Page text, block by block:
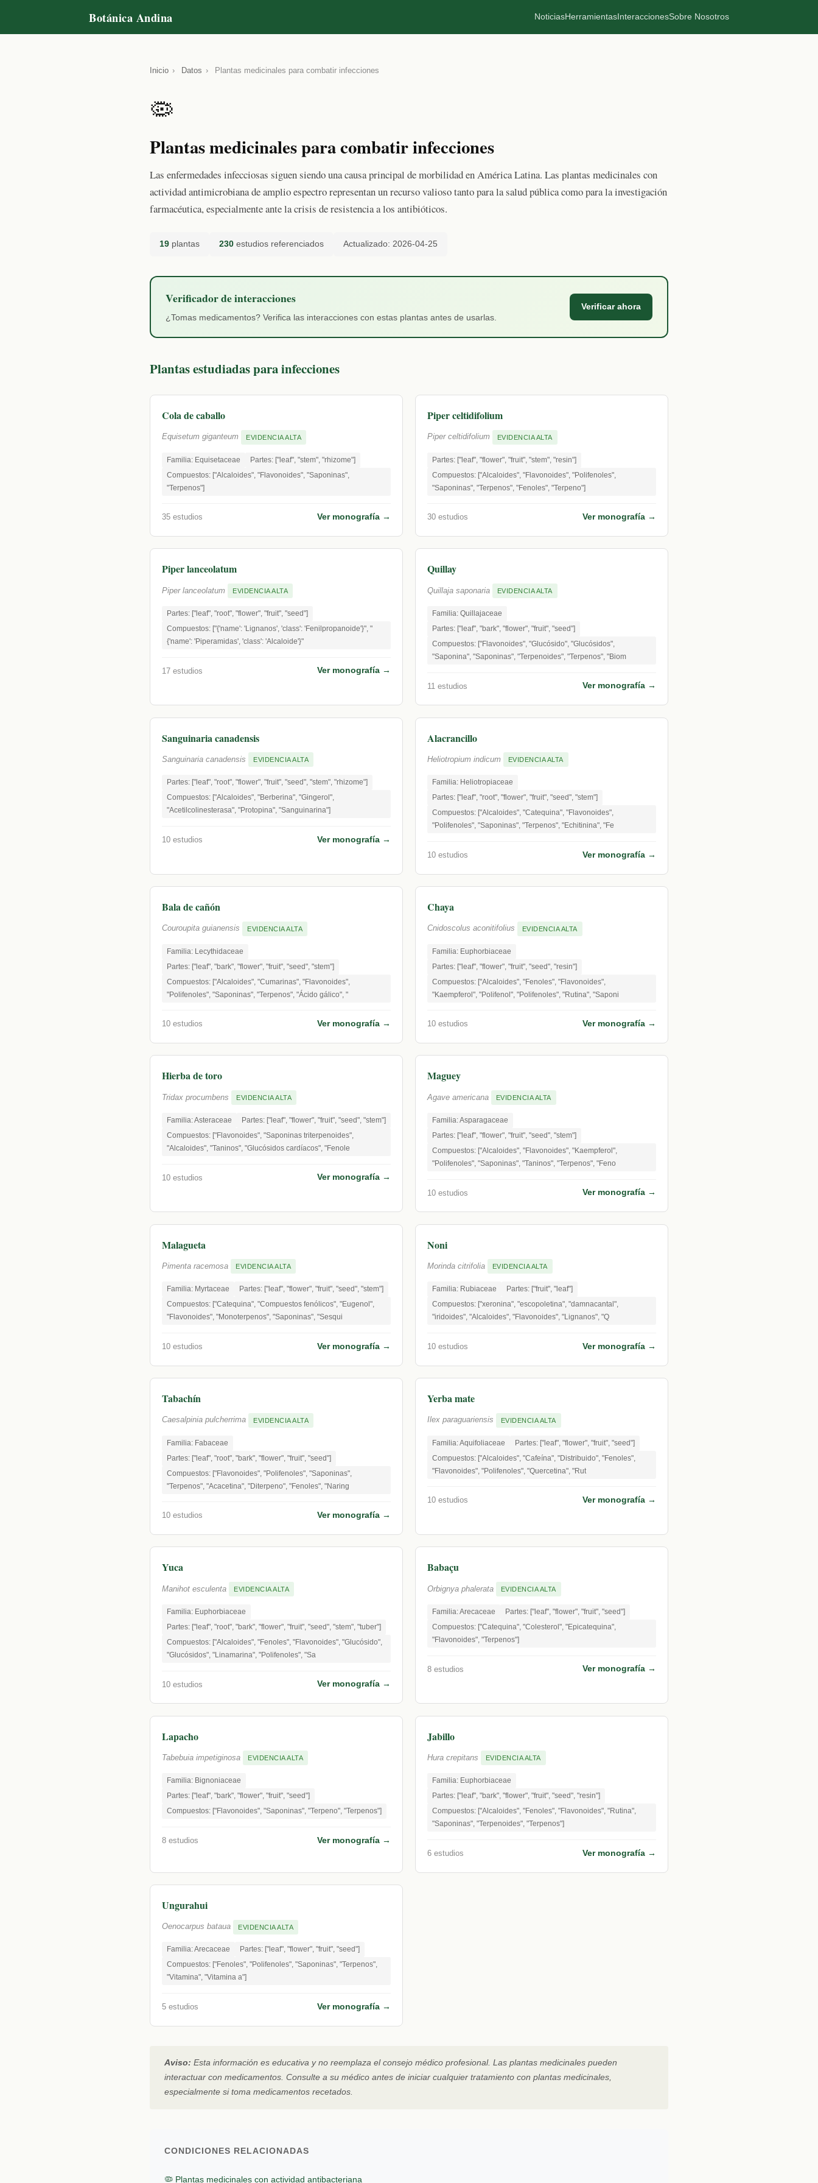
Botánica Andina NoticiasHerramientas InteraccionesSobre Nosotros
Inicio › Datos › Plantas medicinales para combatir infecciones
🦠
Plantas medicinales para combatir infecciones
Las enfermedades infecciosas siguen siendo una causa principal de morbilidad en América Latina. Las plantas medicinales con
actividad antimicrobiana de amplio espectro representan un recurso valioso tanto para la salud pública como para la investigación
farmacéutica, especialmente ante la crisis de resistencia a los antibióticos.
19 plantas 230 estudios referenciados Actualizado: 2026-04-25
Verificador de interacciones
¿Tomas medicamentos? Verifica las interacciones con estas plantas antes de usarlas.
Verificar ahora
Plantas estudiadas para infecciones
Cola de caballo
Equisetum giganteum EVIDENCIA ALTA
Familia: Equisetaceae
Partes: ["leaf", "stem", "rhizome"]
Compuestos: ["Alcaloides", "Flavonoides", "Saponinas",
"Terpenos"]
35 estudios Ver monografía →
Piper celtidifolium
Piper celtidifolium EVIDENCIA ALTA
Partes: ["leaf", "flower", "fruit", "stem", "resin"]
Compuestos: ["Alcaloides", "Flavonoides", "Polifenoles",
"Saponinas", "Terpenos", "Fenoles", "Terpeno"]
30 estudios Ver monografía →
Piper lanceolatum
Piper lanceolatum EVIDENCIA ALTA
Partes: ["leaf", "root", "flower", "fruit", "seed"]
Compuestos: ["{'name': 'Lignanos', 'class': 'Fenilpropanoide'}", "
{'name': 'Piperamidas', 'class': 'Alcaloide'}"
17 estudios Ver monografía →
Quillay
Quillaja saponaria EVIDENCIA ALTA
Familia: Quillajaceae
Partes: ["leaf", "bark", "flower", "fruit", "seed"]
Compuestos: ["Flavonoides", "Glucósido", "Glucósidos",
"Saponina", "Saponinas", "Terpenoides", "Terpenos", "Biom
11 estudios Ver monografía →
Sanguinaria canadensis
Sanguinaria canadensis EVIDENCIA ALTA
Partes: ["leaf", "root", "flower", "fruit", "seed", "stem", "rhizome"]
Compuestos: ["Alcaloides", "Berberina", "Gingerol",
"Acetilcolinesterasa", "Protopina", "Sanguinarina"]
10 estudios Ver monografía →
Alacrancillo
Heliotropium indicum EVIDENCIA ALTA
Familia: Heliotropiaceae
Partes: ["leaf", "root", "flower", "fruit", "seed", "stem"]
Compuestos: ["Alcaloides", "Catequina", "Flavonoides",
"Polifenoles", "Saponinas", "Terpenos", "Echitinina", "Fe
10 estudios Ver monografía →
Bala de cañón
Couroupita guianensis EVIDENCIA ALTA
Familia: Lecythidaceae
Partes: ["leaf", "bark", "flower", "fruit", "seed", "stem"]
Compuestos: ["Alcaloides", "Cumarinas", "Flavonoides",
"Polifenoles", "Saponinas", "Terpenos", "Ácido gálico", "
10 estudios Ver monografía →
Chaya
Cnidoscolus aconitifolius EVIDENCIA ALTA
Familia: Euphorbiaceae
Partes: ["leaf", "flower", "fruit", "seed", "resin"]
Compuestos: ["Alcaloides", "Fenoles", "Flavonoides",
"Kaempferol", "Polifenol", "Polifenoles", "Rutina", "Saponi
10 estudios Ver monografía →
Hierba de toro
Tridax procumbens EVIDENCIA ALTA
Familia: Asteraceae
Partes: ["leaf", "flower", "fruit", "seed", "stem"]
Compuestos: ["Flavonoides", "Saponinas triterpenoides",
"Alcaloides", "Taninos", "Glucósidos cardíacos", "Fenole
10 estudios Ver monografía →
Maguey
Agave americana EVIDENCIA ALTA
Familia: Asparagaceae
Partes: ["leaf", "flower", "fruit", "seed", "stem"]
Compuestos: ["Alcaloides", "Flavonoides", "Kaempferol",
"Polifenoles", "Saponinas", "Taninos", "Terpenos", "Feno
10 estudios Ver monografía →
Malagueta
Pimenta racemosa EVIDENCIA ALTA
Familia: Myrtaceae
Partes: ["leaf", "flower", "fruit", "seed", "stem"]
Compuestos: ["Catequina", "Compuestos fenólicos", "Eugenol",
"Flavonoides", "Monoterpenos", "Saponinas", "Sesqui
10 estudios Ver monografía →
Noni
Morinda citrifolia EVIDENCIA ALTA
Familia: Rubiaceae
Partes: ["fruit", "leaf"]
Compuestos: ["xeronina", "escopoletina", "damnacantal",
"iridoides", "Alcaloides", "Flavonoides", "Lignanos", "Q
10 estudios Ver monografía →
Tabachín
Caesalpinia pulcherrima EVIDENCIA ALTA
Familia: Fabaceae
Partes: ["leaf", "root", "bark", "flower", "fruit", "seed"]
Compuestos: ["Flavonoides", "Polifenoles", "Saponinas",
"Terpenos", "Acacetina", "Diterpeno", "Fenoles", "Naring
10 estudios Ver monografía →
Yerba mate
Ilex paraguariensis EVIDENCIA ALTA
Familia: Aquifoliaceae
Partes: ["leaf", "flower", "fruit", "seed"]
Compuestos: ["Alcaloides", "Cafeína", "Distribuido", "Fenoles",
"Flavonoides", "Polifenoles", "Quercetina", "Rut
10 estudios Ver monografía →
Yuca
Manihot esculenta EVIDENCIA ALTA
Familia: Euphorbiaceae
Partes: ["leaf", "root", "bark", "flower", "fruit", "seed", "stem", "tuber"]
Compuestos: ["Alcaloides", "Fenoles", "Flavonoides", "Glucósido",
"Glucósidos", "Linamarina", "Polifenoles", "Sa
10 estudios Ver monografía →
Babaçu
Orbignya phalerata EVIDENCIA ALTA
Familia: Arecaceae
Partes: ["leaf", "flower", "fruit", "seed"]
Compuestos: ["Catequina", "Colesterol", "Epicatequina",
"Flavonoides", "Terpenos"]
8 estudios Ver monografía →
Lapacho
Tabebuia impetiginosa EVIDENCIA ALTA
Familia: Bignoniaceae
Partes: ["leaf", "bark", "flower", "fruit", "seed"]
Compuestos: ["Flavonoides", "Saponinas", "Terpeno", "Terpenos"]
8 estudios Ver monografía →
Jabillo
Hura crepitans EVIDENCIA ALTA
Familia: Euphorbiaceae
Partes: ["leaf", "bark", "flower", "fruit", "seed", "resin"]
Compuestos: ["Alcaloides", "Fenoles", "Flavonoides", "Rutina",
"Saponinas", "Terpenoides", "Terpenos"]
6 estudios Ver monografía →
Ungurahui
Oenocarpus bataua EVIDENCIA ALTA
Familia: Arecaceae
Partes: ["leaf", "flower", "fruit", "seed"]
Compuestos: ["Fenoles", "Polifenoles", "Saponinas", "Terpenos",
"Vitamina", "Vitamina a"]
5 estudios Ver monografía →
Aviso: Esta información es educativa y no reemplaza el consejo médico profesional. Las plantas medicinales pueden
interactuar con medicamentos. Consulte a su médico antes de iniciar cualquier tratamiento con plantas medicinales,
especialmente si toma medicamentos recetados.
CONDICIONES RELACIONADAS
🦠 Plantas medicinales con actividad antibacteriana